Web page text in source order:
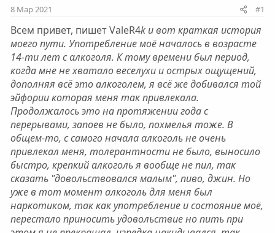
е
м
ы
л
а
8 Мар 2021 #1
Всем привет, пишет ValeR4k и вот краткая история
моего пути. Употребление моё началось в возрасте
14-ти лет с алкоголя. К тому времени был период,
когда мне не хватало веселухи и острых ощущений,
дополняя всё это алкоголем, я всё же добивался той
эйфории которая меня так привлекала.
Продолжалось это на протяжении года с
перерывами, запоев не было, похмелья тоже. В
общем-то, с самого начала алкоголь не очень
привлекал меня, толерантности не было, выносило
быстро, крепкий алкоголь я вообще не пил, так
сказать "довольствовался малым", пиво, джин. Но
уже в тот момент алкоголь для меня был
наркотиком, так как употребление и состояние моё,
перестало приносить удовольствие но пить при